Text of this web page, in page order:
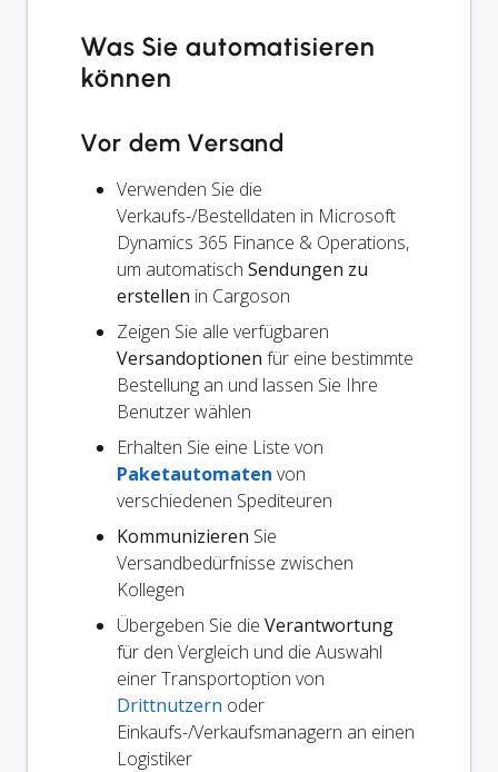
Was Sie automatisieren
können
Vor dem Versand
Verwenden Sie die
Verkaufs-/Bestelldaten in Microsoft
Dynamics 365 Finance & Operations,
um automatisch Sendungen zu
erstellen in Cargoson
Zeigen Sie alle verfügbaren
Versandoptionen für eine bestimmte
Bestellung an und lassen Sie Ihre
Benutzer wählen
Erhalten Sie eine Liste von
Paketautomaten von
verschiedenen Spediteuren
Kommunizieren Sie
Versandbedürfnisse zwischen
Kollegen
Übergeben Sie die Verantwortung
für den Vergleich und die Auswahl
einer Transportoption von
Drittnutzern oder
Einkaufs-/Verkaufsmanagern an einen
Logistiker